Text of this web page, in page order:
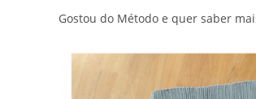
Gostou do Método e quer saber